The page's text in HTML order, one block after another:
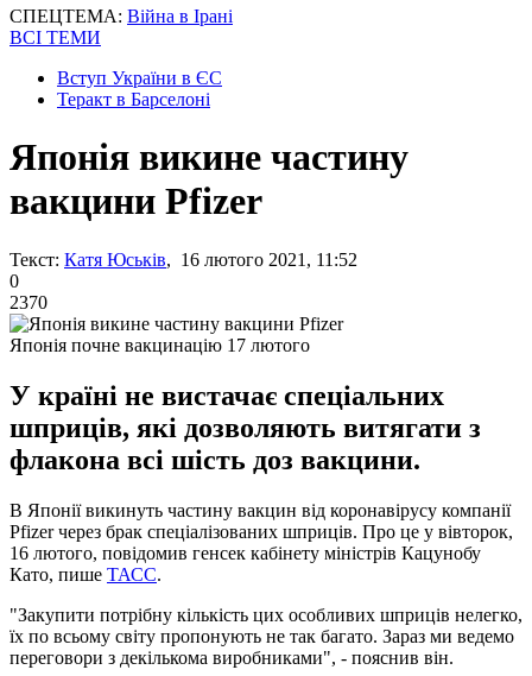
СПЕЦТЕМА: Війна в Ірані
ВСІ ТЕМИ
Вступ України в ЄС
Теракт в Барселоні
Японія викине частину
вакцини Pfizer
Текст: Катя Юськів, 16 лютого 2021, 11:52
0
2370
Японія почне вакцинацію 17 лютого
У країні не вистачає спеціальних
шприців, які дозволяють витягати з
флакона всі шість доз вакцини.
В Японії викинуть частину вакцин від коронавірусу компанії
Pfizer через брак спеціалізованих шприців. Про це у вівторок,
16 лютого, повідомив генсек кабінету міністрів Кацунобу
Като, пише ТАСС.
"Закупити потрібну кількість цих особливих шприців нелегко,
їх по всьому світу пропонують не так багато. Зараз ми ведемо
переговори з декількома виробниками", - пояснив він.